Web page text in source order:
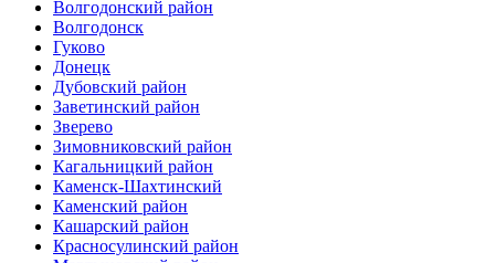
Волгодонский район
Волгодонск
Гуково
Донецк
Дубовский район
Заветинский район
Зверево
Зимовниковский район
Кагальницкий район
Каменск-Шахтинский
Каменский район
Кашарский район
Красносулинский район